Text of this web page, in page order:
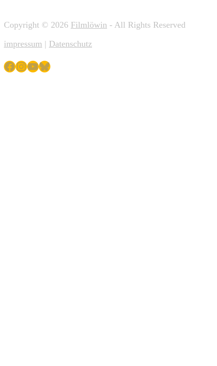
Copyright © 2026 Filmlöwin - All Rights Reserved
impressum | Datenschutz
Facebook
Instagram
YouTube
Bluesky